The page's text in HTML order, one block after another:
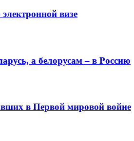
визе
а белорусам – в Россию
в Первой мировой войне